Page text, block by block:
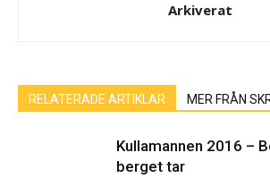
Arkiverat
RELATERADE ARTIKLAR MER FRÅN
Kullamannen 2016 –
berget tar